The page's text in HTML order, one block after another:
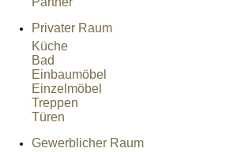
Privater Raum
Küche
Bad
Einbaumöbel
Einzelmöbel
Treppen
Türen
Gewerblicher Raum